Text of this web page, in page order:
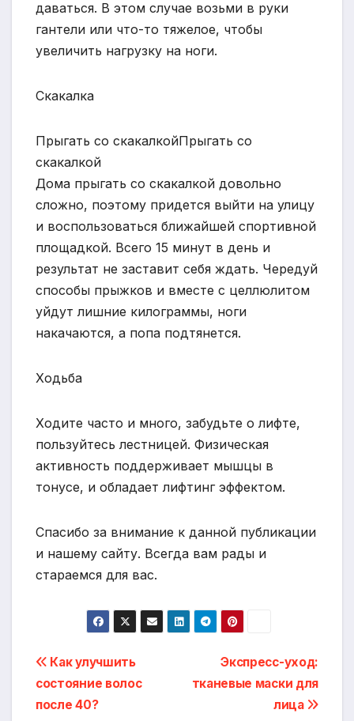
даваться. В этом случае возьми в руки
гантели или что-то тяжелое, чтобы
увеличить нагрузку на ноги.
Скакалка
Прыгать со скакалкойПрыгать со
скакалкой
Дома прыгать со скакалкой довольно
сложно, поэтому придется выйти на улицу
и воспользоваться ближайшей спортивной
площадкой. Всего 15 минут в день и
результат не заставит себя ждать. Чередуй
способы прыжков и вместе с целлюлитом
уйдут лишние килограммы, ноги
накачаются, а попа подтянется.
Ходьба
Ходите часто и много, забудьте о лифте,
пользуйтесь лестницей. Физическая
активность поддерживает мышцы в
тонусе, и обладает лифтинг эффектом.
Спасибо за внимание к данной публикации
и нашему сайту. Всегда вам рады и
стараемся для вас.
Навигация
по
Экспресс-уход:
тканевые маски для
лица
Как улучшить
состояние волос
после 40?